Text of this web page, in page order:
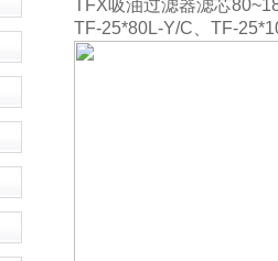
TFX吸油过滤器滤芯
TF-25*80L-Y/C、TF-